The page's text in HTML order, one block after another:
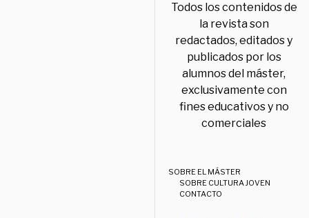
Todos los contenidos de
la revista son
redactados, editados y
publicados por los
alumnos del máster,
exclusivamente con
fines educativos y no
comerciales
SOBRE EL MÁSTER
SOBRE CULTURA JOVEN
CONTACTO